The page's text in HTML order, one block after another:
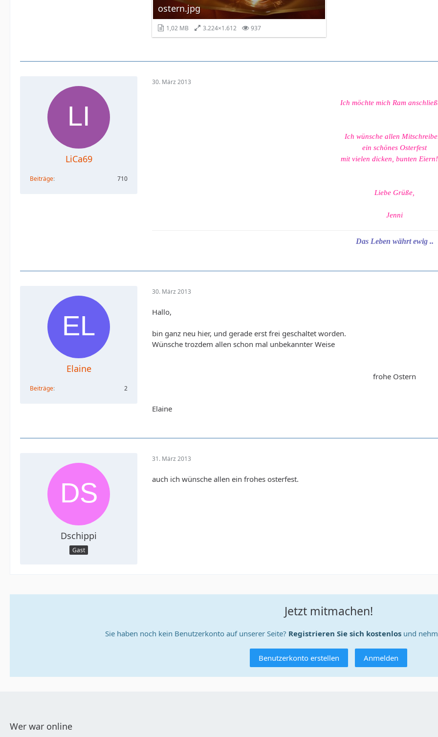
ostern.jpg
1,02 MB 3.224×1.612 937
LiCa69
Beiträge 710
30. März 2013
Ich möchte mich Ram
Ich wünsche allen
ein schönes Osterfest
mit vielen dicken, bunten
Liebe Grüße,
Jenni
Das Leben währt ewig ..
Elaine
Beiträge 2
30. März 2013
Hallo,
bin ganz neu hier, und gerade erst frei geschaltet worden.
Wünsche trozdem allen schon mal unbekannter Weise
frohe Ostern
Elaine
Dschippi
Gast
31. März 2013
auch ich wünsche allen ein frohes osterfest.
Jetzt mitmachen!
Sie haben noch kein Benutzerkonto auf unserer Seite? Registrieren Sie sich kostenlos und
Benutzerkonto erstellen Anmelden
Wer war online